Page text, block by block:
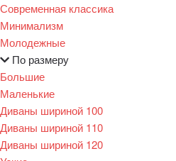
Современная классика
Минимализм
Молодежные
По размеру
Большие
Маленькие
Диваны шириной 100
Диваны шириной 110
Диваны шириной 120